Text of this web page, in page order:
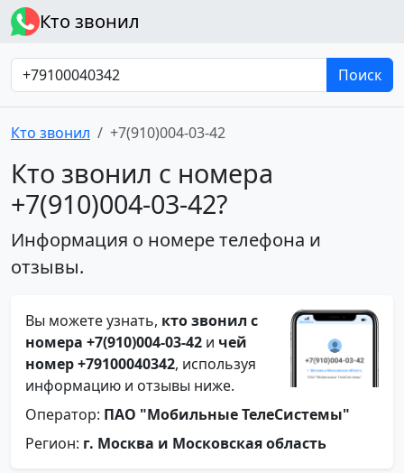
Кто звонил
Поиск
Кто звонил +7(910)004-03-42
Кто звонил с номера
+7(910)004-03-42?
Информация о номере телефона и
отзывы.
Вы можете узнать, кто звонил с
номера +7(910)004-03-42 и чей
номер +79100040342, используя
информацию и отзывы ниже.
Оператор: ПАО "Мобильные ТелеСистемы"
Регион: г. Москва и Московская область